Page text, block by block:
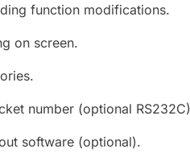
function modifications.
on screen.
number (optional RS232C)
software (optional).